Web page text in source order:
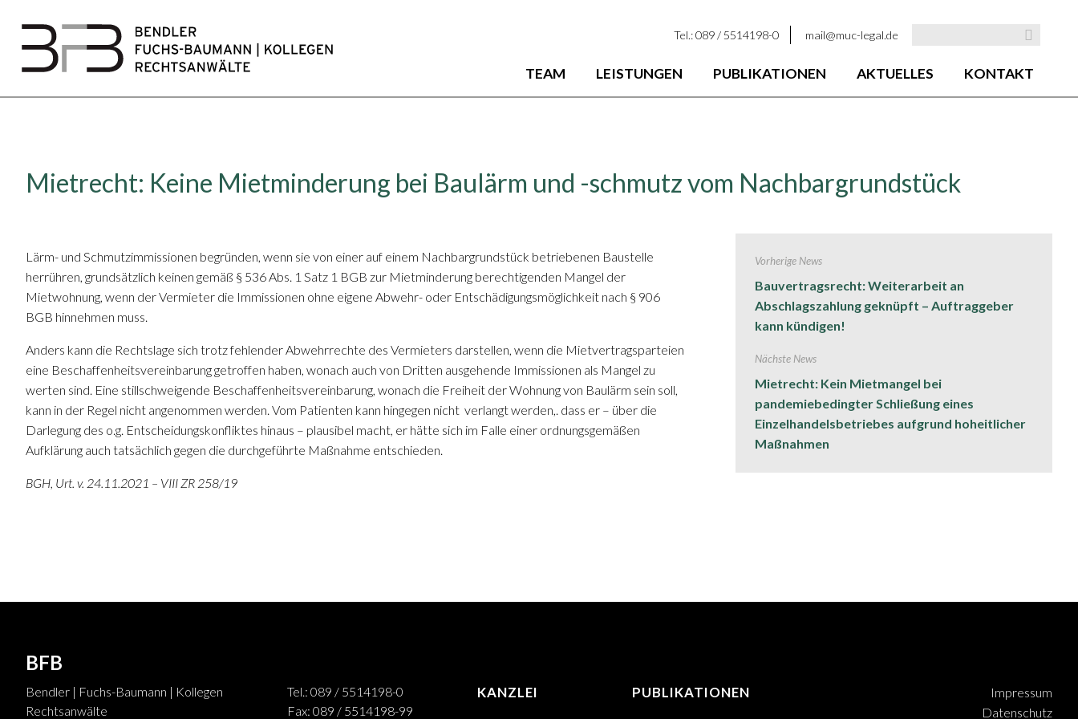
Tel.: 089 / 5514198-0 mail@muc-legal.de
TEAM LEISTUNGEN PUBLIKATIONEN AKTUELLES KONTAKT
Mietrecht: Keine Mietminderung bei Baulärm und -schmutz vom Nachbargrundstück
Lärm- und Schmutzimmissionen begründen, wenn sie von einer auf einem Nachbargrundstück betriebenen Baustelle
herrühren, grundsätzlich keinen gemäß § 536 Abs. 1 Satz 1 BGB zur Mietminderung berechtigenden Mangel der
Mietwohnung, wenn der Vermieter die Immissionen ohne eigene Abwehr- oder Entschädigungsmöglichkeit nach § 906
BGB hinnehmen muss.
Anders kann die Rechtslage sich trotz fehlender Abwehrrechte des Vermieters darstellen, wenn die Mietvertragsparteien
eine Beschaffenheitsvereinbarung getroffen haben, wonach auch von Dritten ausgehende Immissionen als Mangel zu
werten sind. Eine stillschweigende Beschaffenheitsvereinbarung, wonach die Freiheit der Wohnung von Baulärm sein soll,
kann in der Regel nicht angenommen werden. Vom Patienten kann hingegen nicht verlangt werden,. dass er – über die
Darlegung des o.g. Entscheidungskonfliktes hinaus – plausibel macht, er hätte sich im Falle einer ordnungsgemäßen
Aufklärung auch tatsächlich gegen die durchgeführte Maßnahme entschieden.
BGH, Urt. v. 24.11.2021 – VIII ZR 258/19
Vorherige News
Bauvertragsrecht: Weiterarbeit an
Abschlagszahlung geknüpft – Auftraggeber
kann kündigen!
Nächste News
Mietrecht: Kein Mietmangel bei
pandemiebedingter Schließung eines
Einzelhandelsbetriebes aufgrund hoheitlicher
Maßnahmen
BFB
Bendler | Fuchs-Baumann | Kollegen
Rechtsanwälte
Tel.: 089 / 5514198-0
Fax: 089 / 5514198-99
KANZLEI PUBLIKATIONEN
Impressum
Datenschutz